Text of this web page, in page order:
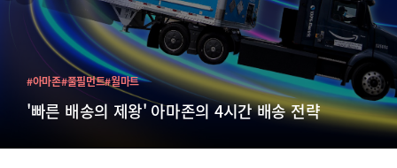
'빠른 배송의 제왕' 아마존의 4시간 배송 전략
#아마존#풀필먼트#월마트